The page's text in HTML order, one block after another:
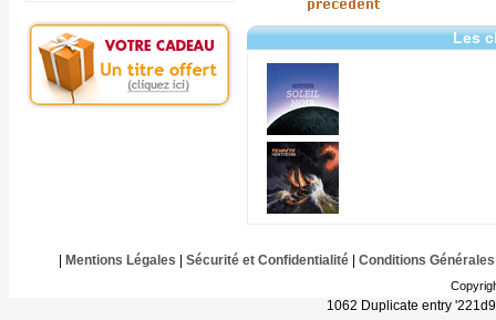
Les
Mentions Légales Sécurité et Confidentialité| Conditions Générales
1062 Duplicate entry